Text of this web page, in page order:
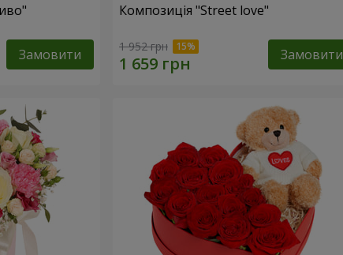
Замовити
Композиція "Street love"
1 952 грн Замовити